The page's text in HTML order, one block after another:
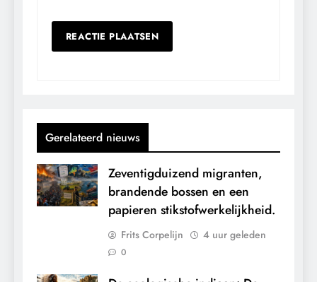
Gerelateerd nieuws
Zeventigduizend migranten,
brandende bossen en een
papieren stikstofwerkelijkheid.
Frits Corpelijn 4 uur geleden
0